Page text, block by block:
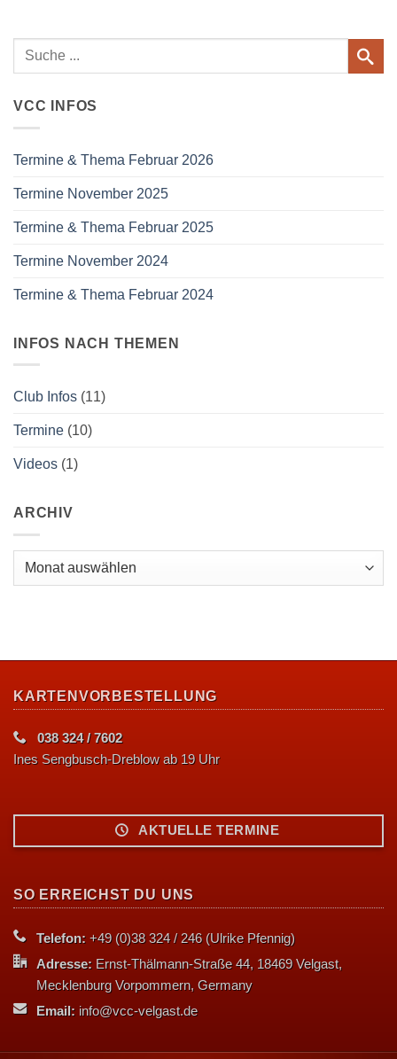
VCC INFOS
Termine & Thema Februar 2026
Termine November 2025
Termine & Thema Februar 2025
Termine November 2024
Termine & Thema Februar 2024
INFOS NACH THEMEN
Club Infos (11)
Termine (10)
Videos (1)
ARCHIV
Archiv
SO ERREICHST DU UNS
Telefon: +49 (0)38 324 / 246 (Ulrike Pfennig)
Adresse: Ernst-Thälmann-Straße 44, 18469 Velgast,
Mecklenburg Vorpommern, Germany
Email: info@vcc-velgast.de
KARTENVORBESTELLUNG
038 324 / 7602
Ines Sengbusch-Dreblow ab 19 Uhr
AKTUELLE TERMINE